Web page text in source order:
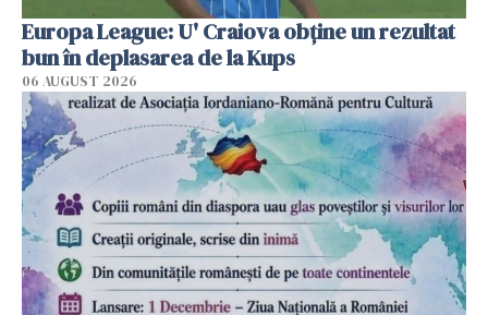
Europa League: U' Craiova obține un rezultat
bun în deplasarea de la Kups
06 AUGUST 2026